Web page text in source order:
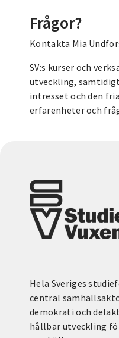
Frågor?
Kontakta Mia
SV:s kurser och
utveckling,
intresset och den
erfarenheter och
Hela Sveriges
central
demokrati och
hållbar utveckling